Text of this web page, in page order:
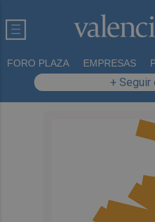
FORO PLAZA EMPRESAS
+ Seguir